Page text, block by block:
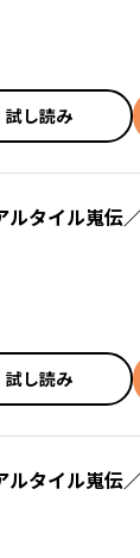
試し読み
ルタイル嵬伝
試し読み
ルタイル嵬伝